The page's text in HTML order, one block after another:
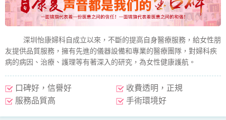
深圳怡康婦科自成立以來，不斷的提高自身醫療服務，給女性朋
友提供品質服務，擁有先進的儀器設備和專業的醫療團隊，對婦科疾
病的病因、治療、護理等有著深入的研究，為女性健康護航。
口碑好，信譽好
服務品質高
收費透明，正規
手術環境好